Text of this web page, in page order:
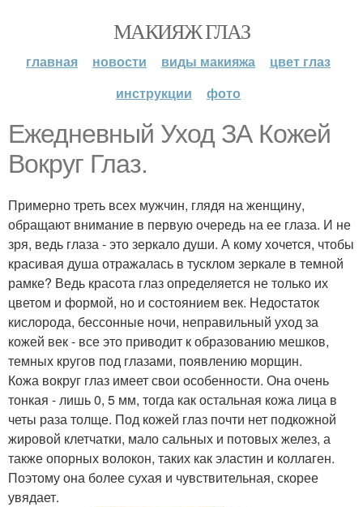
МАКИЯЖ ГЛАЗ
главная новости виды макияжа
цвет глаз
инструкции
фото
Ежедневный Уход ЗА Кожей
Вокруг Глаз.
Примерно треть всех мужчин, глядя на женщину,
обращают внимание в первую очередь на ее глаза. И не
зря, ведь глаза - это зеркало души. А кому хочется, чтобы
красивая душа отражалась в тусклом зеркале в темной
рамке? Ведь красота глаз определяется не только их
цветом и формой, но и состоянием век. Недостаток
кислорода, бессонные ночи, неправильный уход за
кожей век - все это приводит к образованию мешков,
темных кругов под глазами, появлению морщин.
Кожа вокруг глаз имеет свои особенности. Она очень
тонкая - лишь 0, 5 мм, тогда как остальная кожа лица в
четы раза толще. Под кожей глаз почти нет подкожной
жировой клетчатки, мало сальных и потовых желез, а
также опорных волокон, таких как эластин и коллаген.
Поэтому она более сухая и чувствительная, скорее
увядает.